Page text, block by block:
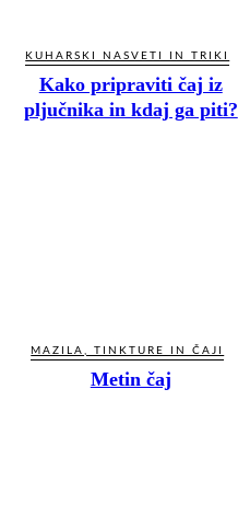
KUHARSKI NASVETI IN TRIKI
Kako pripraviti čaj iz
pljučnika in kdaj ga piti?
MAZILA, TINKTURE IN ČAJI
Metin čaj